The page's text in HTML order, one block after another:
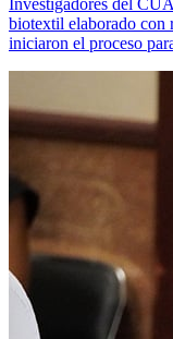
biotextil elaborado con
iniciaron el proceso